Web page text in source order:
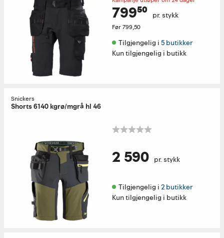
799⁵⁰ pr. stykk
Før799,50
Tilgjengelig i 5 butikker
Kun tilgjengelig i butikk
Snickers
Shorts 6140 kgrø/mgrå hl 46
2 590 pr. stykk
Tilgjengelig i 2 butikker
Kun tilgjengelig i butikk